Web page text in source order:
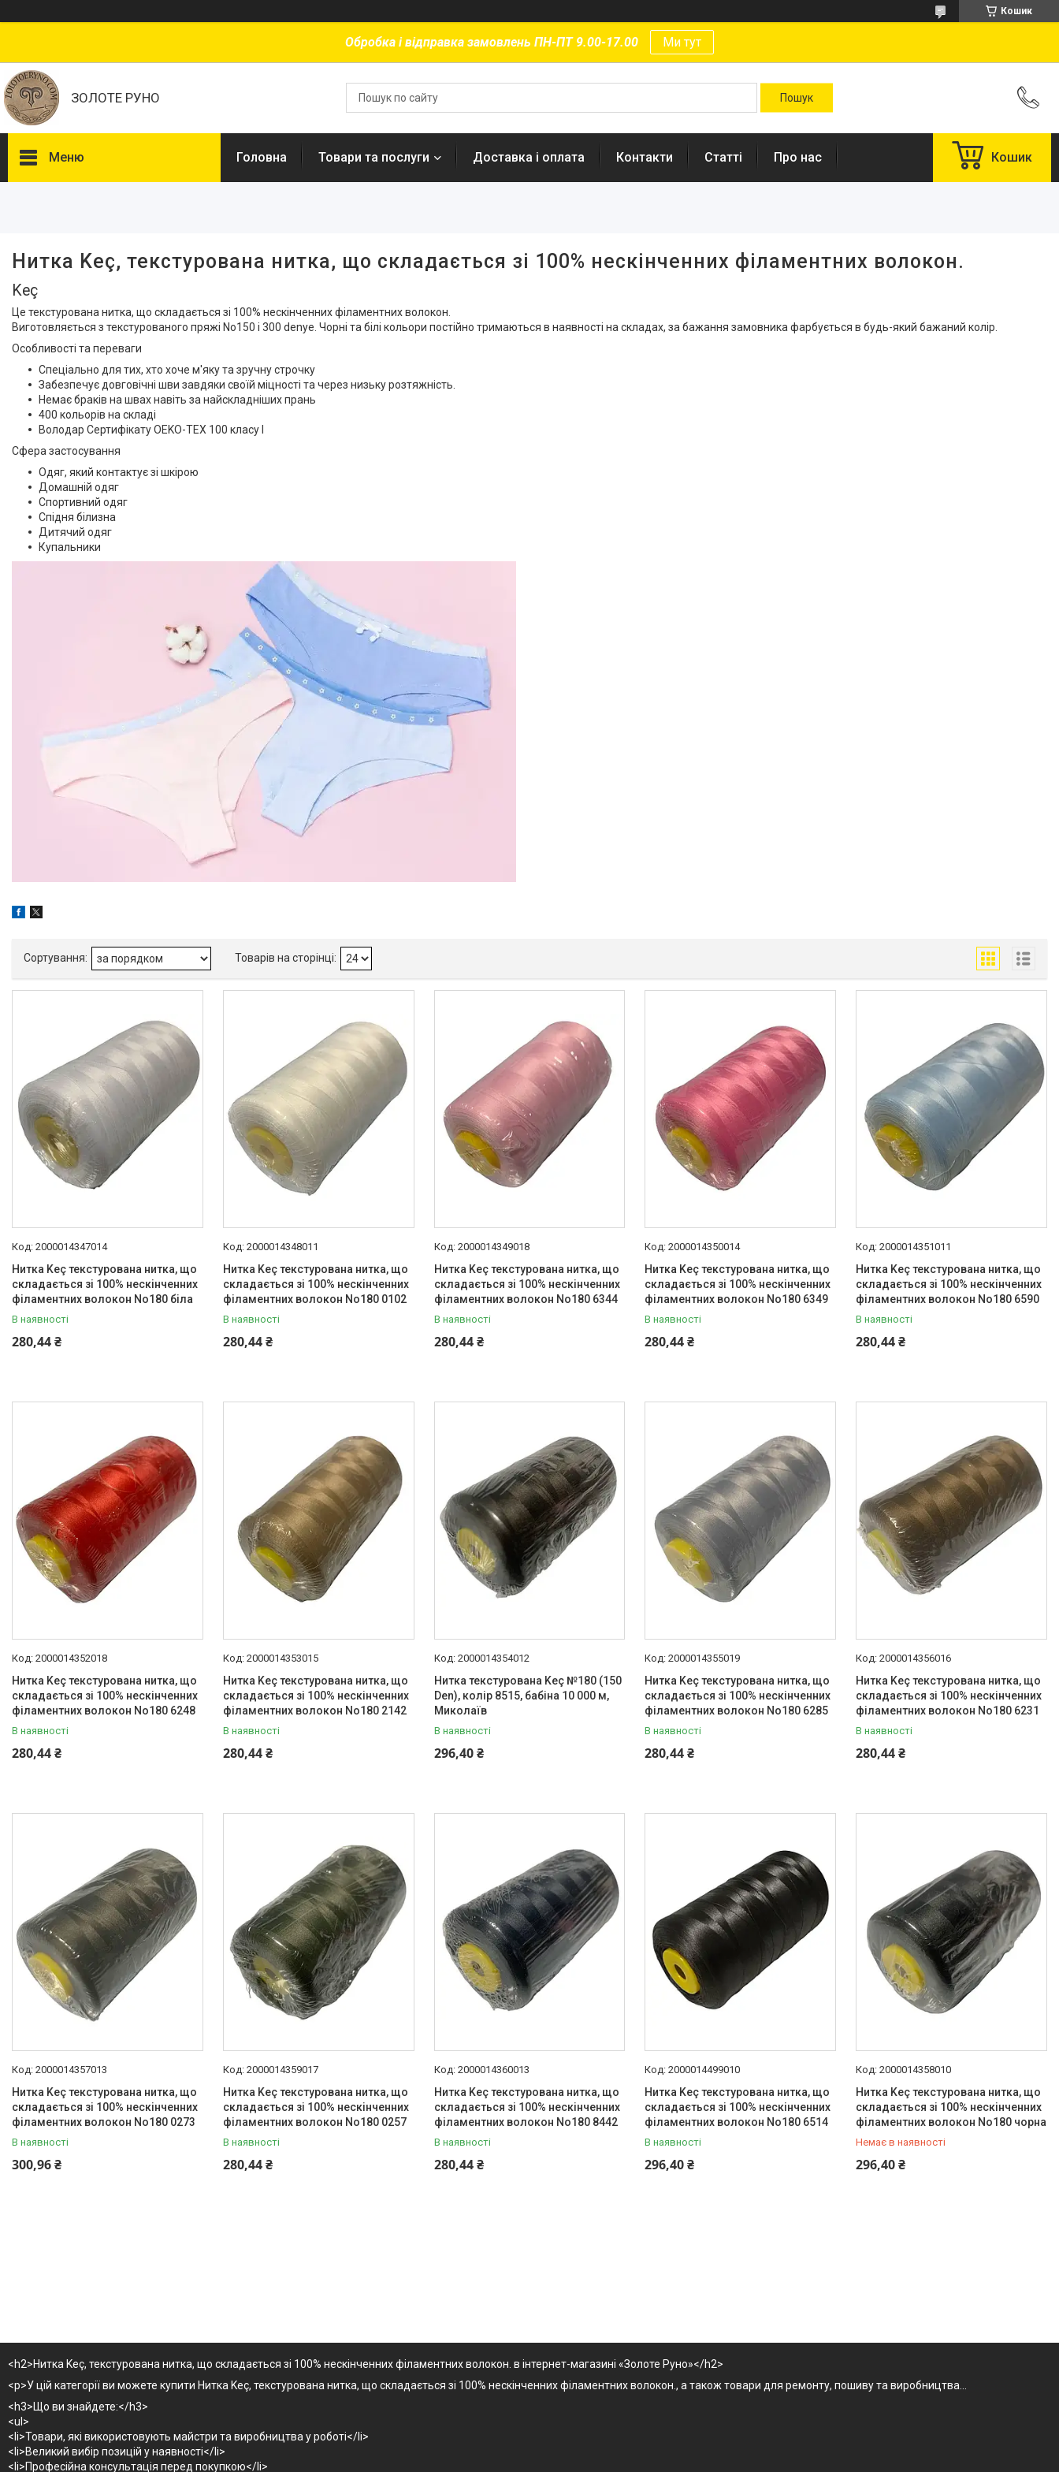
Кошик
Обробка і відправка замовлень ПН-ПТ 9.00-17.00 Ми тут
ЗОЛОТЕ РУНО
Меню
Виробник
turip 14
Товари та послуги
Доставка і оплата
Про нас
Відгуки
Головна Товари та послуги Доставка і оплата Контакти Статті Про нас Кошик
Нитка Keç, текстурована нитка, що складається зі 100% нескінченних філаментних волокон.
Keç
Це текстурована нитка, що складається зі 100% нескінченних філаментних волокон.
Виготовляється з текстурованого пряжі No150 і 300 denye. Чорні та білі кольори постійно тримаються в наявності на складах, за бажання замовника фарбується в будь-який бажаний колір.
Особливості та переваги
Спеціально для тих, хто хоче м'яку та зручну строчку
Забезпечує довговічні шви завдяки своїй міцності та через низьку розтяжність.
Немає браків на швах навіть за найскладніших прань
400 кольорів на складі
Володар Сертифікату OEKO-TEX 100 класу I
Сфера застосування
Одяг, який контактує зі шкірою
Домашній одяг
Спортивний одяг
Спідня білизна
Дитячий одяг
Купальники
2000014347014
Нитка Keç текстурована нитка, що
складається зі 100% нескінченних
філаментних волокон No180 біла
В наявності
280,44 ₴
2000014348011
Нитка Keç текстурована нитка, що
складається зі 100% нескінченних
філаментних волокон No180 0102
В наявності
280,44 ₴
2000014349018
Нитка Keç текстурована нитка, що
складається зі 100% нескінченних
філаментних волокон No180 6344
В наявності
280,44 ₴
2000014350014
Нитка Keç текстурована нитка, що
складається зі 100% нескінченних
філаментних волокон No180 6349
В наявності
280,44 ₴
2000014351011
Нитка Keç текстурована нитка, що
складається зі 100% нескінченних
філаментних волокон No180 6590
В наявності
280,44 ₴
2000014352018
Нитка Keç текстурована нитка, що
складається зі 100% нескінченних
філаментних волокон No180 6248
В наявності
280,44 ₴
2000014353015
Нитка Keç текстурована нитка, що
складається зі 100% нескінченних
філаментних волокон No180 2142
В наявності
280,44 ₴
2000014354012
Нитка текстурована Keç №180 (150
Den), колір 8515, бабіна 10 000 м,
Миколаїв
В наявності
296,40 ₴
2000014355019
Нитка Keç текстурована нитка, що
складається зі 100% нескінченних
філаментних волокон No180 6285
В наявності
280,44 ₴
2000014356016
Нитка Keç текстурована нитка, що
складається зі 100% нескінченних
філаментних волокон No180 6231
В наявності
280,44 ₴
2000014357013
Нитка Keç текстурована нитка, що
складається зі 100% нескінченних
філаментних волокон No180 0273
В наявності
300,96 ₴
2000014359017
Нитка Keç текстурована нитка, що
складається зі 100% нескінченних
філаментних волокон No180 0257
В наявності
280,44 ₴
2000014360013
Нитка Keç текстурована нитка, що
складається зі 100% нескінченних
філаментних волокон No180 8442
В наявності
280,44 ₴
2000014499010
Нитка Keç текстурована нитка, що
складається зі 100% нескінченних
філаментних волокон No180 6514
В наявності
296,40 ₴
2000014358010
Нитка Keç текстурована нитка, що
складається зі 100% нескінченних
філаментних волокон No180 чорна
Немає в наявності
296,40 ₴
+380 (67) 962-10-68
<h2>Нитка Keç, текстурована нитка, що складається зі 100% нескінченних філаментних волокон. в інтернет-магазині «Золоте Руно»</h2>
<p>У цій категорії ви можете купити Нитка Keç, текстурована нитка, що складається зі 100% нескінченних філаментних волокон., а також товари для ремонту, пошиву та виробництва...
<h3>Що ви знайдете:</h3>
<ul>
<li>Товари, які використовують майстри та виробництва у роботі</li>
<li>Великий вибір позицій у наявності</li>
<li>Професійна консультація перед покупкою</li>